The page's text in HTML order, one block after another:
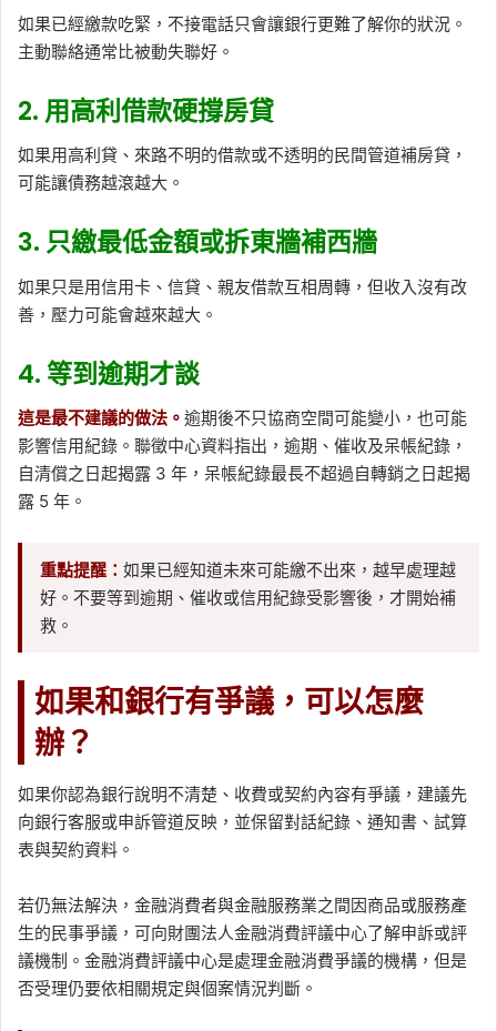
如果已經繳款吃緊，不接電話只會讓銀行更難了解你的狀況。
主動聯絡通常比被動失聯好。
2. 用高利借款硬撐房貸
如果用高利貸、來路不明的借款或不透明的民間管道補房貸，
可能讓債務越滾越大。
3. 只繳最低金額或拆東牆補西牆
如果只是用信用卡、信貸、親友借款互相周轉，但收入沒有改
善，壓力可能會越來越大。
4. 等到逾期才談
這是最不建議的做法。 逾期後不只協商空間可能變小，也可能
影響信用紀錄。聯徵中心資料指出，逾期、催收及呆帳紀錄，
自清償之日起揭露 3 年，呆帳紀錄最長不超過自轉銷之日起揭
露 5 年。
重點提醒： 如果已經知道未來可能繳不出來，越早處理越
好。不要等到逾期、催收或信用紀錄受影響後，才開始補
救。
如果和銀行有爭議，可以怎麼
辦？
如果你認為銀行說明不清楚、收費或契約內容有爭議，建議先
向銀行客服或申訴管道反映，並保留對話紀錄、通知書、試算
表與契約資料。
若仍無法解決，金融消費者與金融服務業之間因商品或服務產
生的民事爭議，可向財團法人金融消費評議中心了解申訴或評
議機制。金融消費評議中心是處理金融消費爭議的機構，但是
否受理仍要依相關規定與個案情況判斷。